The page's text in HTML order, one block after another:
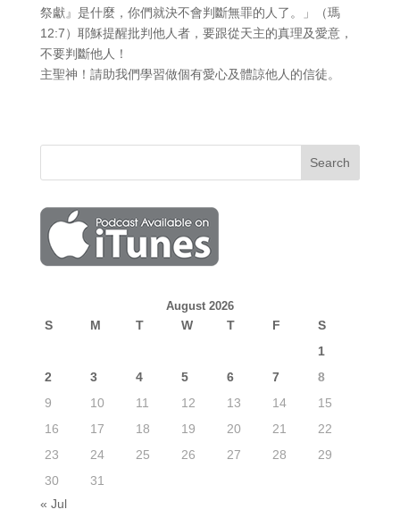
祭獻』是什麼，你們就決不會判斷無罪的人了。」（瑪
12:7）耶穌提醒批判他人者，要跟從天主的真理及愛意，
不要判斷他人！
主聖神！請助我們學習做個有愛心及體諒他人的信徒。
August 2026
S M T W T F
S
1
2
3 4 5 6 7
8
9
10 11 12 13 14
15
16
17 18 19 20 21
22
23
24 25 26 27 28
29
30
31
« Jul